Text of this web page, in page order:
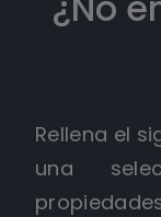
Rellena el
una